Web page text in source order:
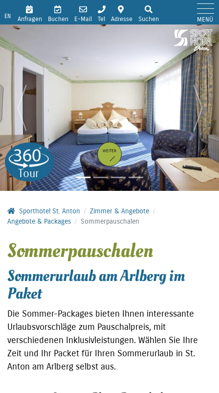
EN Anfragen Buchen E-Mail Tel Adresse Suchen MENÜ
WEITER
Tour
Sporthotel St. Anton
Zimmer & Angebote
Angebote & Packages
Sommerpauschalen
Sommerpauschalen
Sommerurlaub am Arlberg im
Paket
Die Sommer-Packages bieten Ihnen interessante
Urlaubsvorschläge zum Pauschalpreis, mit
verschiedenen Inklusivleistungen. Wählen Sie Ihre
Zeit und Ihr Packet für Ihren Sommerurlaub in St.
Anton am Arlberg selbst aus.